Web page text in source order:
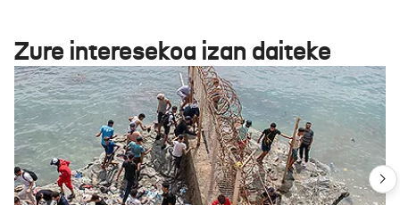
Zure interesekoa izan daiteke